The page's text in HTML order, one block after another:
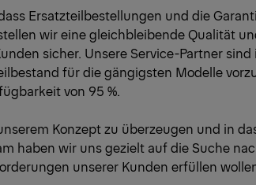
Ersatzteilbestellungen und die
wir eine gleichbleibende Qualität
sicher. Unsere Service-Partner
für die gängigsten Modelle
von 95 %.
Konzept zu überzeugen und in
haben wir uns gezielt auf die Suche
unserer Kunden erfüllen